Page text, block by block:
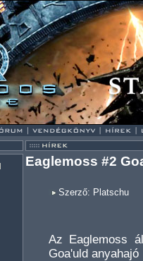
Eaglemoss #2
Szerző: Platschu
Az Eaglemoss
Goa'uld